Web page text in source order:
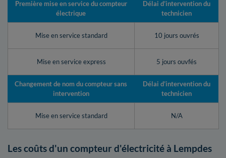
Première mise en service du compteur
électrique
Délai d’intervention du
technicien
Mise en service standard 10 jours ouvrés
Mise en service express 5 jours ouvfés
Changement de nom du compteur sans
intervention
Délai d’intervention du
technicien
Mise en service standard N/A
Les coûts d'un compteur d'électricité à Lempdes